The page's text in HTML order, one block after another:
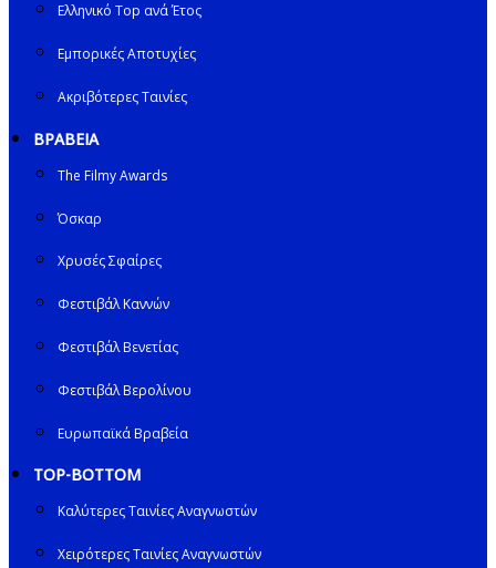
Ελληνικό Top ανά Έτος
Εμπορικές Αποτυχίες
Ακριβότερες Ταινίες
ΒΡΑΒΕΙΑ
The Filmy Awards
Όσκαρ
Χρυσές Σφαίρες
Φεστιβάλ Καννών
Φεστιβάλ Βενετίας
Φεστιβάλ Βερολίνου
Ευρωπαϊκά Βραβεία
TOP-BOTTOM
Καλύτερες Ταινίες Αναγνωστών
Χειρότερες Ταινίες Αναγνωστών